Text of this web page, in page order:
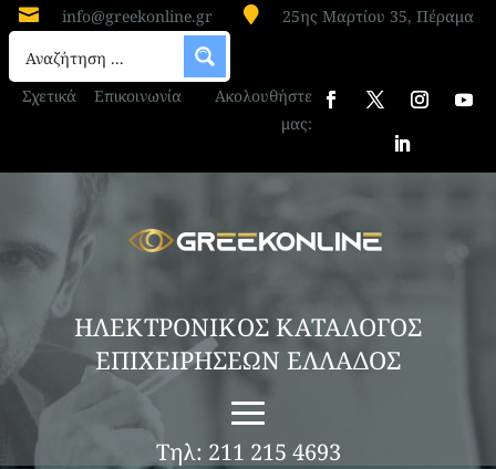
 info@greekonline.gr  25ης Μαρτίου 35, Πέραμα
Σχετικά Επικοινωνία
Ακολουθήστε
μας:
ΗΛΕΚΤΡΟΝΙΚΟΣ ΚΑΤΑΛΟΓΟΣ
ΕΠΙΧΕΙΡΗΣΕΩΝ ΕΛΛΑΔΟΣ
Τηλ: 211 215 4693